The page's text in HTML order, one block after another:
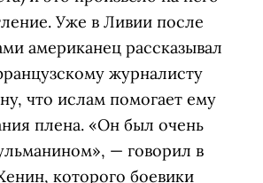
Уже в Ливии после
американец рассказывал
журналисту
что ислам помогает ему
плена. «Он был очень
— говорил в
которого боевики